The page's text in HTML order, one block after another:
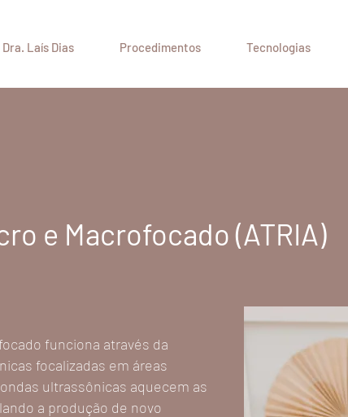
Dra. Laís Dias Procedimentos Tecnologias
e Macrofocado (ATRIA)
funciona através da
focalizadas em áreas
ultrassônicas aquecem as
a produção de novo